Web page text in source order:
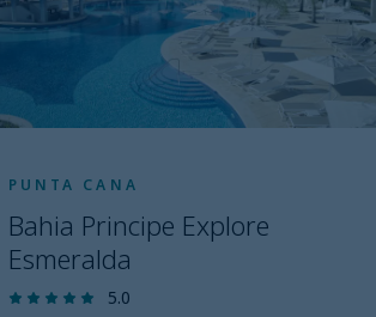
PUNTA CANA
Bahia Principe Explore
Esmeralda
5.0